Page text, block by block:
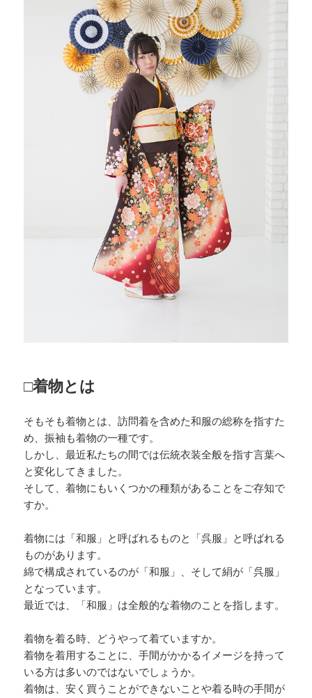
□着物とは
そもそも着物とは、訪問着を含めた和服の総称を指すた
め、振袖も着物の一種です。
しかし、最近私たちの間では伝統衣装全般を指す言葉へ
と変化してきました。
そして、着物にもいくつかの種類があることをご存知で
すか。
着物には「和服」と呼ばれるものと「呉服」と呼ばれる
ものがあります。
綿で構成されているのが「和服」、そして絹が「呉服」
となっています。
最近では、「和服」は全般的な着物のことを指します。
着物を着る時、どうやって着ていますか。
着物を着用することに、手間がかかるイメージを持って
いる方は多いのではないでしょうか。
着物は、安く買うことができないことや着る時の手間が